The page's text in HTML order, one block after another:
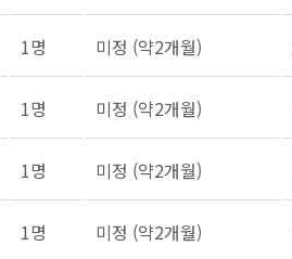
1명 미정 (약2개월)
1명 미정 (약2개월)
1명 미정 (약2개월)
1명 미정 (약2개월)